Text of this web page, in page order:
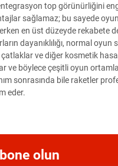
top görünürliğini
sağlamaz; bu sayede
en üst düzeyde rekabete
dayanıklılığı, normal oyun
ve diğer kosmetik
ve böylece çeşitli oyun
sonrasında bile raketler
eder.
olun